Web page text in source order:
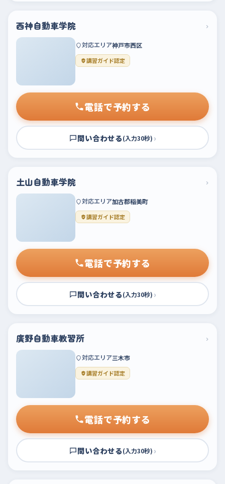
西神自動車学院 ›
対応エリア神戸市西区
講習ガイド認定
電話で予約する
問い合わせる(入力30秒) ›
土山自動車学院 ›
対応エリア加古郡稲美町
講習ガイド認定
電話で予約する
問い合わせる(入力30秒) ›
廣野自動車教習所 ›
対応エリア三木市
講習ガイド認定
電話で予約する
問い合わせる(入力30秒) ›